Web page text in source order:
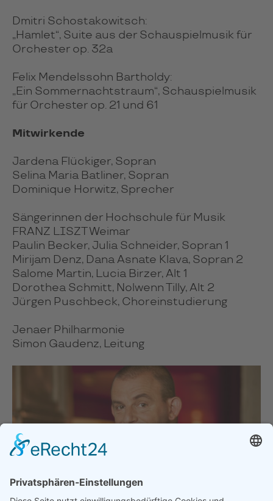
Dmitri Schostakowitsch:
„Hamlet“, Suite aus der Schauspielmusik für
Orchester op. 32a
Felix Mendelssohn Bartholdy:
„Ein Sommernachtstraum“, Schauspielmusik
für Orchester op. 21 und 61
Mitwirkende
Jardena Flückiger, Sopran
Selina Maria Batliner, Sopran
Dominique Horwitz, Sprecher
Sängerinnen der Hochschule für Musik
FRANZ LISZT Weimar
Paulin Becker, Julia Schneider, Sopran 1
Mirijam Denz, Dana Asnate Klava, Sopran 2
Salome Martin, Lucia Birzer, Alt 1
Dorothea Schmitt, Nolwenn Tilly, Alt 2
Jürgen Puschbeck, Choreinstudierung
Jenaer Philharmonie
Simon Gaudenz, Leitung